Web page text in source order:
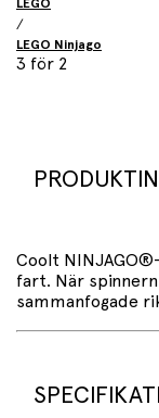
LEGO
/
LEGO Ninjago
3 för 2
Coolt
fart. När
sammanfogade